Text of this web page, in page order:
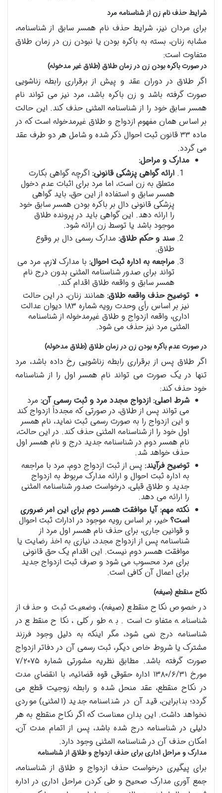
شرایط حذف نام زن از شناسنامه مرد
برای مردان نیز، شرایط حذف نام همسر سابق از شناسنامه،
مشابه زنان، بسته به باکره بودن یا نبودن زن در زمان طلاق
متفاوت است:
در صورت باکره بودن زن در زمان طلاق (طلاق غیر مدخوله)
اگر طلاق در دوران عقد و پیش از برقراری رابطه زناشویی
صورت گرفته باشد و زن باکره باشد، مرد نیز می تواند نام
همسر سابق خود را از شناسنامه المثنی حذف کند. این حالت
بر اساس همان مفهوم ازدواج و طلاق غیرمدخوله است که در
ماده ۳۳ قانون ثبت احوال ذکر شده و شامل هر دو طرف عقد
می گردد.
مدارک و مراحل:
ارائه گواهی پزشکی قانونی: اگرچه گواهی بکارت
متعلق به زن است، اما مرد برای اثبات عدم دخول
همسر سابق و استفاده از این حق، باید گواهی
پزشکی قانونی دال بر باکره بودن همسر سابق خود
را ارائه دهد. این گواهی باید در پرونده طلاق
موجود باشد یا توسط زن ارائه شود.
سند و حکم طلاق: مدارک رسمی دال بر وقوع
طلاق.
مراجعه به اداره ثبت احوال: با مدارک لازم، مرد می
تواند برای صدور شناسنامه المثنی بدون درج نام
همسر سابق و واقعه طلاق اقدام کند.
توضیح حذف واقعه طلاق: همانند زنان، در این حالت
نیز بر اساس رأی وحدت رویه شماره ۱۸۳ دیوان عدالت
اداری، واقعه ازدواج و طلاق غیرمدخوله از شناسنامه
المثنی مرد نیز حذف می شود.
در صورت عدم باکره بودن زن در زمان طلاق (طلاق مدخوله)
اگر طلاق پس از برقراری رابطه زناشویی رخ داده باشد، مرد
تنها در یک صورت می تواند نام همسر اول را از شناسنامه
خود حذف کند:
شرط اصلی: ازدواج مجدد مرد و ثبت رسمی آن: مرد
می تواند پس از طلاق، در صورتی که مجدداً ازدواج کند
و این ازدواج را به صورت رسمی ثبت نماید، نام همسر
اول خود را از شناسنامه المثنی حذف کند. در این حالت،
نام همسر دوم در شناسنامه جدید درج و نام همسر اول
حذف خواهد شد.
توضیح فرآیند: پس از ثبت ازدواج دوم، مرد با مراجعه
به اداره ثبت احوال و ارائه مدارک مربوط به ازدواج
جدید و طلاق قبلی، درخواست صدور شناسنامه المثنی
را ارائه می دهد.
نکته مهم: آیا موافقت همسر دوم برای این امر ضروری
است؟ خیر، بر اساس رویه موجود در ادارات ثبت احوال
و قوانین جاری، برای حذف نام همسر اول مرد از
شناسنامه پس از ازدواج مجدد، نیازی به اخذ رضایت یا
موافقت همسر دوم نیست. این اقدام یک حق قانونی
برای مرد محسوب می شود و صرف ثبت ازدواج جدید
برای اعمال آن کافی است.
نکاح منقطع (صیغه)
در خصوص نکاح منقطع (صیغه)، وضعیت ثبت و حذف از
شناسنامه متفاوت است. به طور کلی، نکاح منقطع در
شناسنامه درج نمی شود، مگر اینکه به دلیل وجود فرزند
مشترک یا شروط خاص دیگر، ثبت رسمی آن در دفاتر ازدواج
صورت گرفته باشد. مطابق نظریه مشورتی شماره ۷/۲۰۷۵
مورخ ۱۳۸۰/۶/۳۱ اداره حقوقی قوه قضائیه، با انقضای مدت
در نکاح منقطع، عقد منحل شده و رابطه زوجیت قطع می
گردد؛ بنابراین، قید آن در شناسنامه جدید (المثنی) موردی
نخواهد داشت. این بدان معناست که اگر نکاح منقطع به هر
دلیلی در شناسنامه درج شده باشد، پس از اتمام مدت آن،
امکان حذف آن در شناسنامه المثنی وجود دارد.
مدارک و مراحل اداری برای حذف ازدواج و طلاق از شناسنامه
برای پیگیری درخواست حذف ازدواج و طلاق از شناسنامه،
جمع آوری مدارک صحیح و طی کردن مراحل اداری در اداره